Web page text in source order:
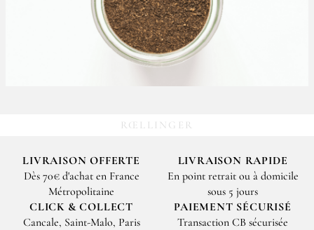
RŒLLINGER
LIVRAISON OFFERTE
Dès 70€ d'achat en France
Métropolitaine
LIVRAISON RAPIDE
En point retrait ou à domicile
sous 5 jours
CLICK & COLLECT
Cancale, Saint-Malo, Paris
PAIEMENT SÉCURISÉ
Transaction CB sécurisée